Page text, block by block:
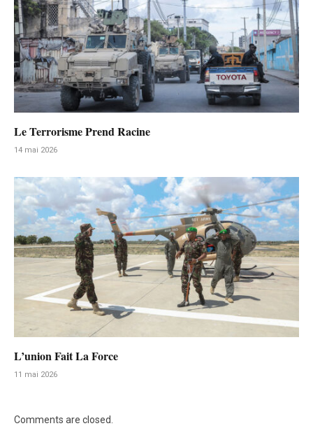
Le Terrorisme Prend Racine
14 mai 2026
L’union Fait La Force
11 mai 2026
Comments are closed.